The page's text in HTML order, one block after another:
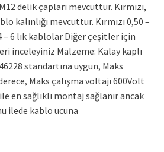
delik çapları mevcuttur. Kırmızı,
kalınlığı mevcuttur. Kırmızı 0,50 –
– 6 lık kablolar Diğer çeşitler için
inceleyiniz Malzeme: Kalay kaplı
standartına uygun, Maks
Maks çalışma voltajı 600Volt
en sağlıklı montaj sağlanır ancak
ilede kablo ucuna